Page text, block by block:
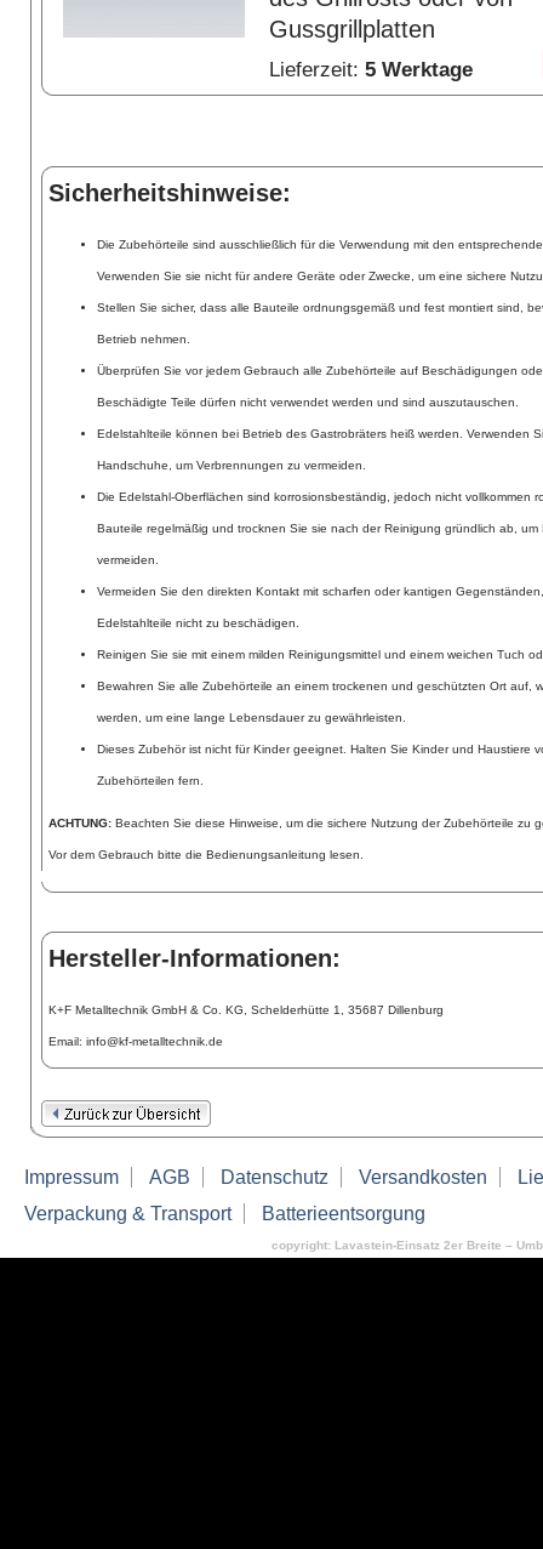
Gussgrillplatten
Lieferzeit: 5 Werktage
Sicherheitshinweise:
Die Zubehörteile sind ausschließlich für die Verwendung mit den
Verwenden Sie sie nicht für andere Geräte oder Zwecke, um eine sichere
Stellen Sie sicher, dass alle Bauteile ordnungsgemäß und fest montiert sind,
Betrieb nehmen.
Überprüfen Sie vor jedem Gebrauch alle Zubehörteile auf Beschädigungen
Beschädigte Teile dürfen nicht verwendet werden und sind auszutauschen.
Edelstahlteile können bei Betrieb des Gastrobräters heiß werden. Verwenden
Handschuhe, um Verbrennungen zu vermeiden.
Die Edelstahl-Oberflächen sind korrosionsbeständig, jedoch nicht vollkommen
Bauteile regelmäßig und trocknen Sie sie nach der Reinigung gründlich ab, um
vermeiden.
Vermeiden Sie den direkten Kontakt mit scharfen oder kantigen
Edelstahlteile nicht zu beschädigen.
Reinigen Sie sie mit einem milden Reinigungsmittel und einem weichen Tuch
Bewahren Sie alle Zubehörteile an einem trockenen und geschützten Ort auf,
werden, um eine lange Lebensdauer zu gewährleisten.
Dieses Zubehör ist nicht für Kinder geeignet. Halten Sie Kinder und Haustiere
Zubehörteilen fern.
ACHTUNG: Beachten Sie diese Hinweise, um die sichere Nutzung der Zubehörteile zu
Vor dem Gebrauch bitte die Bedienungsanleitung lesen.
Hersteller-Informationen:
K+F Metalltechnik GmbH & Co. KG, Schelderhütte 1, 35687 Dillenburg
Email: info@kf-metalltechnik.de
Impressum AGB Datenschutz Versandkosten
Verpackung & Transport
Batterieentsorgung
copyright: Lavastein-Einsatz 2er Breite –